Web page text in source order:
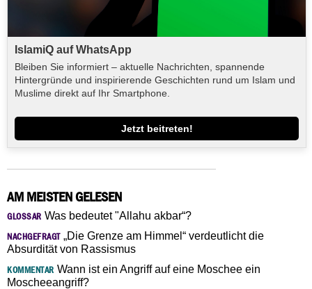
IslamiQ auf WhatsApp
Bleiben Sie informiert – aktuelle Nachrichten, spannende
Hintergründe und inspirierende Geschichten rund um Islam und
Muslime direkt auf Ihr Smartphone.
Jetzt beitreten!
AM MEISTEN GELESEN
GLOSSAR Was bedeutet "Allahu akbar“?
NACHGEFRAGT„Die Grenze am Himmel“ verdeutlicht die
Absurdität von Rassismus
KOMMENTAR Wann ist ein Angriff auf eine Moschee ein
Moscheeangriff?